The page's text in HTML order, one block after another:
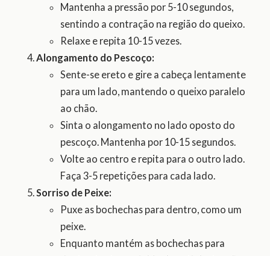
Mantenha a pressão por 5-10 segundos,
sentindo a contração na região do queixo.
Relaxe e repita 10-15 vezes.
Alongamento do Pescoço:
Sente-se ereto e gire a cabeça lentamente
para um lado, mantendo o queixo paralelo
ao chão.
Sinta o alongamento no lado oposto do
pescoço. Mantenha por 10-15 segundos.
Volte ao centro e repita para o outro lado.
Faça 3-5 repetições para cada lado.
Sorriso de Peixe:
Puxe as bochechas para dentro, como um
peixe.
Enquanto mantém as bochechas para